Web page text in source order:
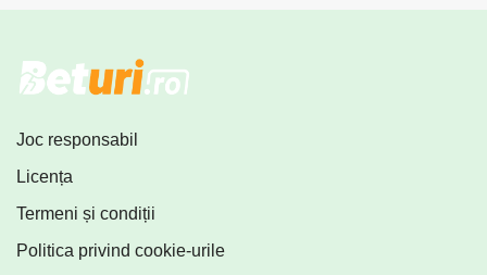
Joc responsabil
Licența
Termeni și condiții
Politica privind cookie-urile